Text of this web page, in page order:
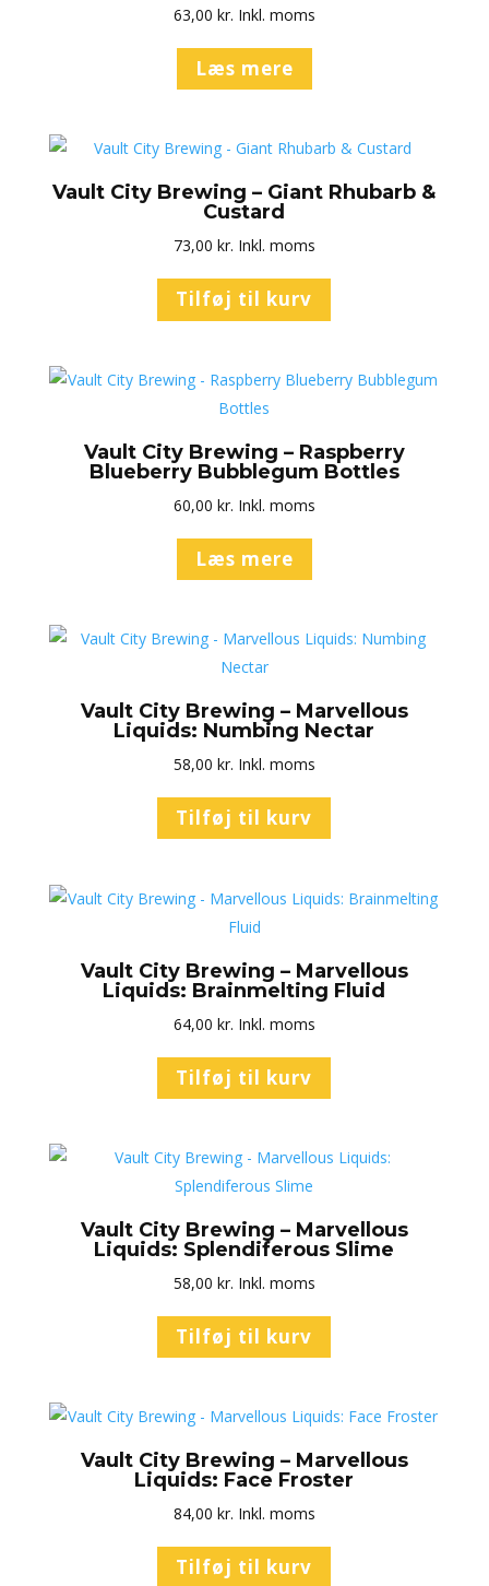
63,00 kr. Inkl. moms
Læs mere
Vault City Brewing – Giant Rhubarb &
Custard
73,00 kr. Inkl. moms
Tilføj til kurv
Vault City Brewing – Raspberry
Blueberry Bubblegum Bottles
60,00 kr. Inkl. moms
Læs mere
Vault City Brewing – Marvellous
Liquids: Numbing Nectar
58,00 kr. Inkl. moms
Tilføj til kurv
Vault City Brewing – Marvellous
Liquids: Brainmelting Fluid
64,00 kr. Inkl. moms
Tilføj til kurv
Vault City Brewing – Marvellous
Liquids: Splendiferous Slime
58,00 kr. Inkl. moms
Tilføj til kurv
Vault City Brewing – Marvellous
Liquids: Face Froster
84,00 kr. Inkl. moms
Tilføj til kurv